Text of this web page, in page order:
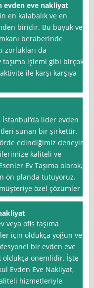
evden eve nakliyat
en kalabalık ve en
biridir. Bu büyük ve
beraberinde
zorlukları da
işlemi gibi birçok
ile karşı karşıya
İstanbul‘da lider evden
sunan bir şirkettir.
edindiğimiz deneyim
kaliteli ve
Ev Taşıma olarak,
ön planda tutuyoruz.
özel çözümler
veya ofis taşıma
için oldukça yoğun ve
bir evden eve
önemlidir. İşte
Evden Eve Nakliyat,
hizmetleriyle